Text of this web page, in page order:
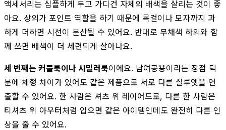
액세서리는 심플하게 두고 가디건 자체의 배색을 살리는 것이 좋
아요. 상의가 포인트 역할을 하기 때문에 목걸이나 모자까지 과
하게 더하면 시선이 분산될 수 있어요. 반대로 무채색 하의와 함
께 쓰면 배색이 더 세련되게 살아나요.
세 번째는 커플룩이나 시밀러룩이에요. 남여공용이라는 장점 덕
분에 체형 차이가 있어도 같은 제품으로 서로 다른 실루엣을 연
출할 수 있어요. 한 사람은 셔츠 위 레이어드로, 다른 한 사람은
티셔츠 위 아우터처럼 입으면 같은 아이템인데도 완전히 다른 인
상을 줄 수 있어요.